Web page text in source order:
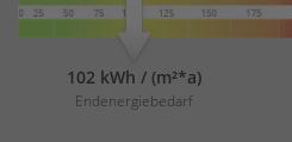
102 kWh / (m²*a)
Endenergiebedarf